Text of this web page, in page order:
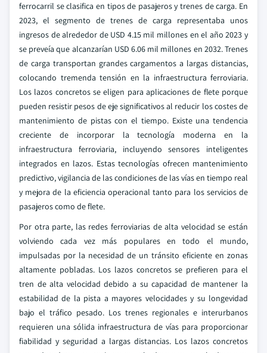
ferrocarril se clasifica en tipos de pasajeros y trenes de carga. En
2023, el segmento de trenes de carga representaba unos
ingresos de alrededor de USD 4.15 mil millones en el año 2023 y
se preveía que alcanzarían USD 6.06 mil millones en 2032. Trenes
de carga transportan grandes cargamentos a largas distancias,
colocando tremenda tensión en la infraestructura ferroviaria.
Los lazos concretos se eligen para aplicaciones de flete porque
pueden resistir pesos de eje significativos al reducir los costes de
mantenimiento de pistas con el tiempo. Existe una tendencia
creciente de incorporar la tecnología moderna en la
infraestructura ferroviaria, incluyendo sensores inteligentes
integrados en lazos. Estas tecnologías ofrecen mantenimiento
predictivo, vigilancia de las condiciones de las vías en tiempo real
y mejora de la eficiencia operacional tanto para los servicios de
pasajeros como de flete.
Por otra parte, las redes ferroviarias de alta velocidad se están
volviendo cada vez más populares en todo el mundo,
impulsadas por la necesidad de un tránsito eficiente en zonas
altamente pobladas. Los lazos concretos se prefieren para el
tren de alta velocidad debido a su capacidad de mantener la
estabilidad de la pista a mayores velocidades y su longevidad
bajo el tráfico pesado. Los trenes regionales e interurbanos
requieren una sólida infraestructura de vías para proporcionar
fiabilidad y seguridad a largas distancias. Los lazos concretos